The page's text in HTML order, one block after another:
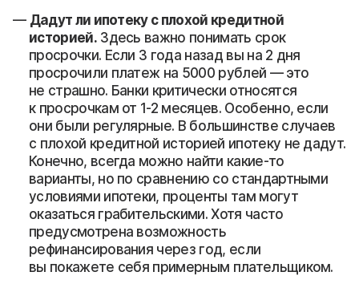
Дадут ли ипотеку с плохой кредитной
историей.Здесь важно понимать срок
просрочки. Если 3 года назад вы на 2 дня
просрочили платеж на 5000 рублей — это
не страшно. Банки критически относятся
к просрочкам от 1-2 месяцев. Особенно, если
они были регулярные. В большинстве случаев
с плохой кредитной историей ипотеку не дадут.
Конечно, всегда можно найти какие-то
варианты, но по сравнению со стандартными
условиями ипотеки, проценты там могут
оказаться грабительскими. Хотя часто
предусмотрена возможность
рефинансирования через год, если
вы покажете себя примерным плательщиком.